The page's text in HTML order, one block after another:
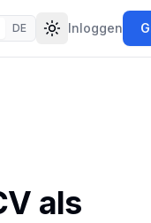
DE
Toggle theme
Inloggen
als